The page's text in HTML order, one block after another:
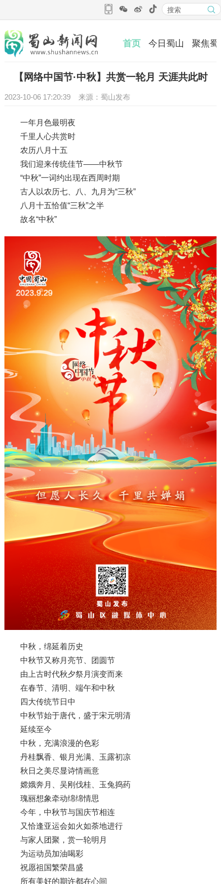
首页 今日蜀山 聚焦蜀
【网络中国节·中秋】共赏一轮月 天涯共此时
2023-10-06 17:20:39 来源：蜀山发布
一年月色最明夜
千里人心共赏时
农历八月十五
我们迎来传统佳节——中秋节
“中秋”一词约出现在西周时期
古人以农历七、八、九月为“三秋”
八月十五恰值“三秋”之半
故名“中秋”
中秋，绵延着历史
中秋节又称月亮节、团圆节
由上古时代秋夕祭月演变而来
在春节、清明、端午和中秋
四大传统节日中
中秋节始于唐代，盛于宋元明清
延续至今
中秋，充满浪漫的色彩
丹桂飘香、银月光满、玉露初凉
秋日之美尽显诗情画意
嫦娥奔月、吴刚伐桂、玉兔捣药
瑰丽想象牵动绵绵情思
今年，中秋节与国庆节相连
又恰逢亚运会如火如荼地进行
与家人团聚，赏一轮明月
为运动员加油喝彩
祝愿祖国繁荣昌盛
所有美好的期许都在心间